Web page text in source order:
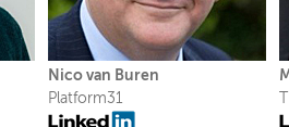
Nico van Buren
Platform31